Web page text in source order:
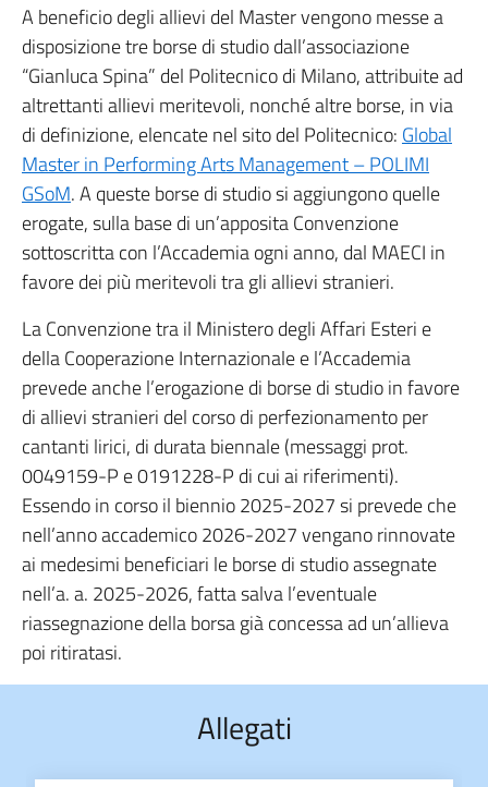
A beneficio degli allievi del Master vengono messe a
disposizione tre borse di studio dall’associazione
“Gianluca Spina” del Politecnico di Milano, attribuite ad
altrettanti allievi meritevoli, nonché altre borse, in via
di definizione, elencate nel sito del Politecnico: Global
Master in Performing Arts Management – POLIMI
GSoM. A queste borse di studio si aggiungono quelle
erogate, sulla base di un’apposita Convenzione
sottoscritta con l’Accademia ogni anno, dal MAECI in
favore dei più meritevoli tra gli allievi stranieri.
La Convenzione tra il Ministero degli Affari Esteri e
della Cooperazione Internazionale e l’Accademia
prevede anche l’erogazione di borse di studio in favore
di allievi stranieri del corso di perfezionamento per
cantanti lirici, di durata biennale (messaggi prot.
0049159-P e 0191228-P di cui ai riferimenti).
Essendo in corso il biennio 2025-2027 si prevede che
nell’anno accademico 2026-2027 vengano rinnovate
ai medesimi beneficiari le borse di studio assegnate
nell’a. a. 2025-2026, fatta salva l’eventuale
riassegnazione della borsa già concessa ad un’allieva
poi ritiratasi.
Allegati